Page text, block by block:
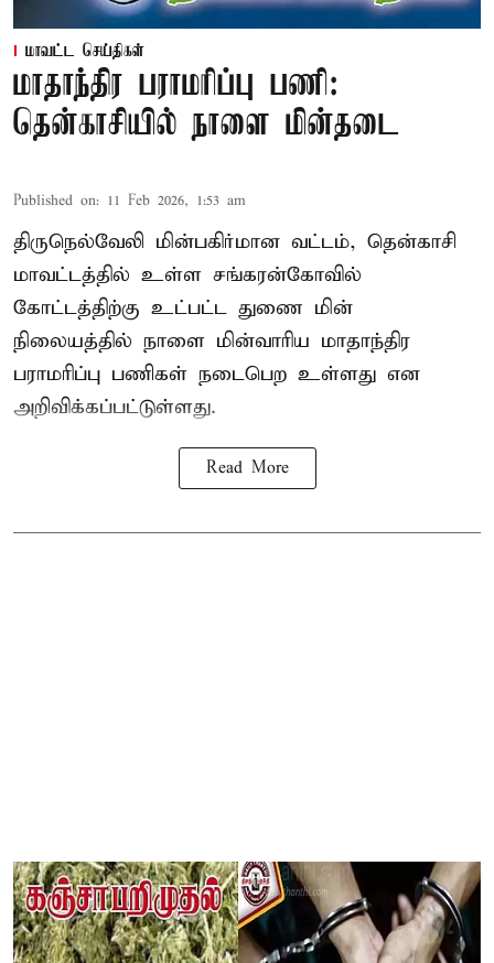
மாவட்ட செய்திகள்
மாதாந்திர பராமரிப்பு பணி:
தென்காசியில் நாளை மின்தடை
Published on: 11 Feb 2026, 1:53 am
திருநெல்வேலி மின்பகிர்மான வட்டம், தென்காசி
மாவட்டத்தில் உள்ள சங்கரன்கோவில்
கோட்டத்திற்கு உட்பட்ட துணை மின்
நிலையத்தில் நாளை மின்வாரிய மாதாந்திர
பராமரிப்பு பணிகள் நடைபெற உள்ளது என
அறிவிக்கப்பட்டுள்ளது.
Read More